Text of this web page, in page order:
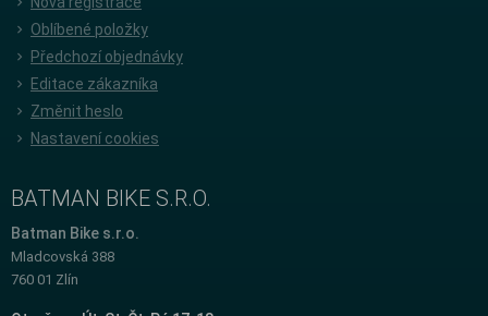
Oblíbené položky
Předchozí objednávky
Editace zákazníka
Změnit heslo
Nastavení cookies
BATMAN BIKE S.R.O.
Batman Bike s.r.o.
Mladcovská 388
760 01 Zlín